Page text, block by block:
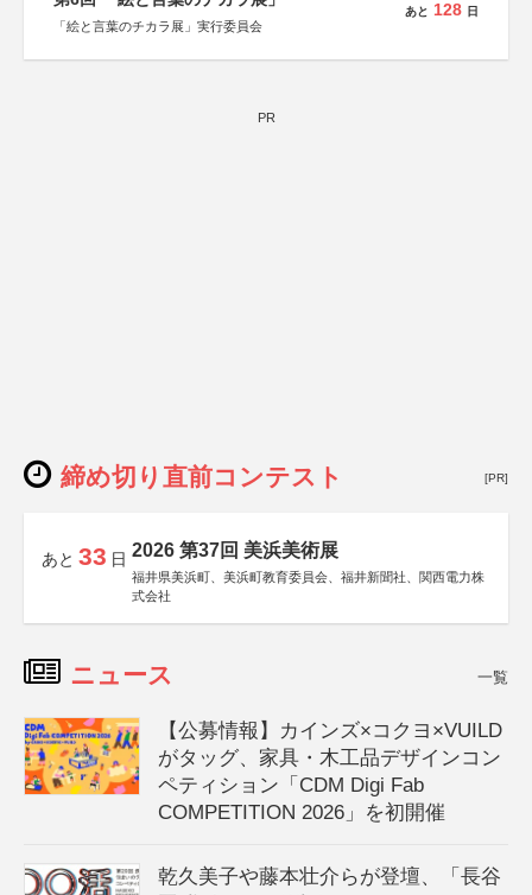
「絵と言葉のチカラ展」実行委員会
あと 128 日
PR
締め切り直前コンテスト [PR]
あと 33 日 2026 第37回 美浜美術展
福井県美浜町、美浜町教育委員会、福井新聞社、関西電力株
式会社
ニュース 一覧
【公募情報】カインズ×コクヨ×VUILD
がタッグ、家具・木工品デザインコン
ペティション「CDM Digi Fab
COMPETITION 2026」を初開催
乾久美子や藤本壮介らが登壇、「長谷